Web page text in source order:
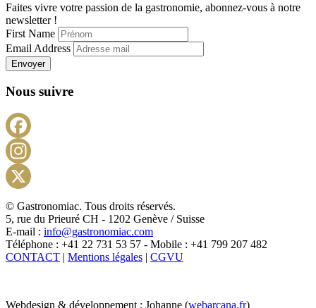
Faites vivre votre passion de la gastronomie, abonnez-vous à notre
newsletter !
First Name
Email Address
Envoyer
Nous suivre
X
© Gastronomiac. Tous droits réservés.
5, rue du Prieuré CH - 1202 Genève / Suisse
E-mail : info@gastronomiac.com
Téléphone : +41 22 731 53 57 - Mobile : +41 799 207 482
CONTACT | Mentions légales | CGVU
Webdesign & développement : Johanne (webarcana.fr)